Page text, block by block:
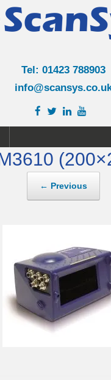
Tel: 01423 788903
← Previous